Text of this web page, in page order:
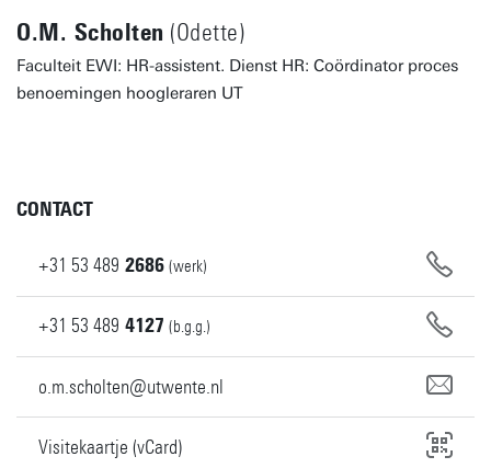
O.M. Scholten (Odette)
Faculteit EWI: HR-assistent. Dienst HR: Coördinator proces
benoemingen hoogleraren UT
CONTACT
+31 53 489 2686 (werk)
+31 53 489 4127 (b.g.g.)
o.m.scholten@utwente.nl
Visitekaartje (vCard)